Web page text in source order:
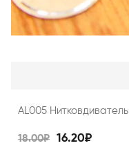
AL005 Нитковдиватель
18.00₽ 16.20₽